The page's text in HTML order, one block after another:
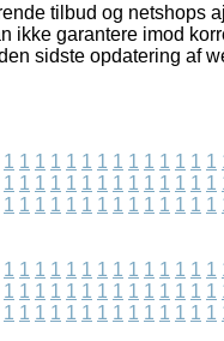
tilbud og netshops
ikke garantere imod
sidste opdatering af
1 1 1 1 1 1 1 1 1 1 1 1 1 1
1 1 1 1 1 1 1 1 1 1 1 1 1 1
1 1 1 1 1 1 1 1 1 1 1 1 1 1
1 1 1 1 1 1 1 1 1 1 1 1 1 1
1 1 1 1 1 1 1 1 1 1 1 1 1 1
1 1 1 1 1 1 1 1 1 1 1 1 1 1